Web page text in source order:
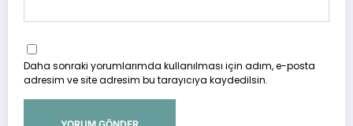
Daha sonraki yorumlarımda kullanılması için adım, e-posta
adresim ve site adresim bu tarayıcıya kaydedilsin.